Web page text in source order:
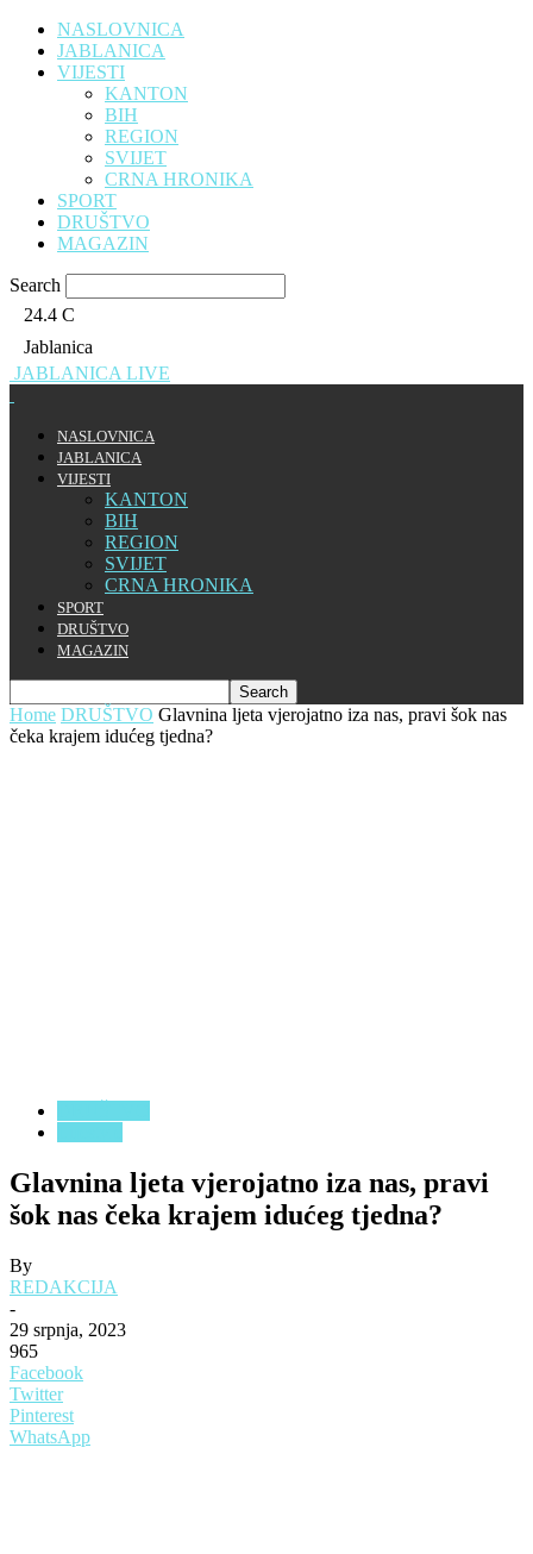
NASLOVNICA
JABLANICA
VIJESTI
KANTON
BIH
REGION
SVIJET
CRNA HRONIKA
SPORT
DRUŠTVO
MAGAZIN
Search
24.4 C
Jablanica
JABLANICA LIVE
NASLOVNICA
JABLANICA
VIJESTI
KANTON
BIH
REGION
SVIJET
CRNA HRONIKA
SPORT
DRUŠTVO
MAGAZIN
Home DRUŠTVO Glavnina ljeta vjerojatno iza nas, pravi šok nas
čeka krajem idućeg tjedna?
Glavnina ljeta vjerojatno iza nas, pravi
šok nas čeka krajem idućeg tjedna?
By
REDAKCIJA
-
29 srpnja, 2023
965
Facebook
Twitter
Pinterest
WhatsApp